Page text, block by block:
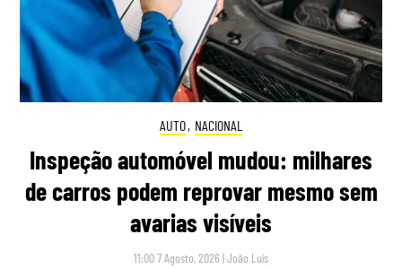
AUTO, NACIONAL
Inspeção automóvel mudou: milhares
de carros podem reprovar mesmo sem
avarias visíveis
11:00 7 Agosto, 2026 |João Luís